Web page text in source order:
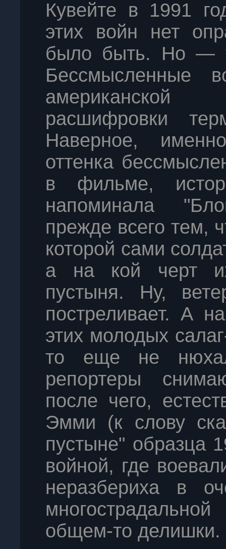
Кувейте в 1991
этих войн нет
было быть. Но —
Бессмысленные
расшифровки
Наверное,
оттенка
в фильме,
напоминала
прежде всего тем,
которой сами
а на кой черт
пустыня. Ну,
постреливает. А
этих молодых
то еще не
репортеры
после чего,
Эмми (к слову
пустыне" образца
войной, где
неразбериха в
общем-то делишки.